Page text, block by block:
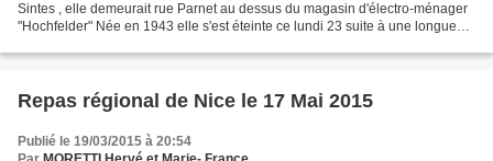
Sintes , elle demeurait rue Parnet au dessus du magasin d'électro-ménager
"Hochfelder" Née en 1943 elle s'est éteinte ce lundi 23 suite à une longue
Repas régional de Nice le 17 Mai 2015
Publié le 19/03/2015 à 20:54